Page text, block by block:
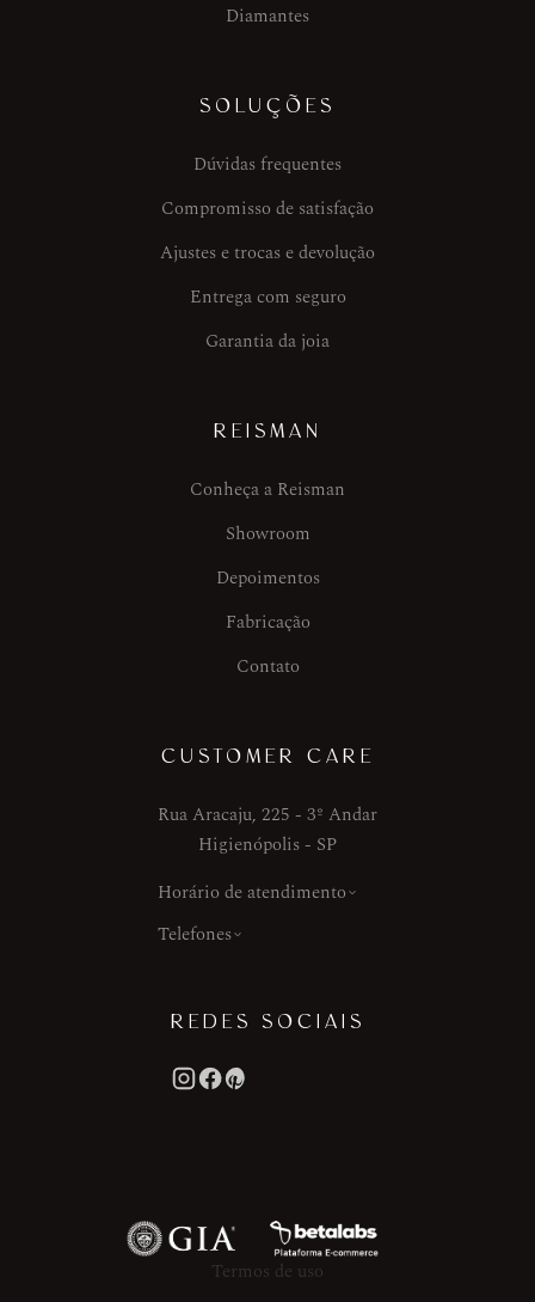
Diamantes
SOLUÇÕES
Dúvidas frequentes
Compromisso de satisfação
Ajustes e trocas e devolução
Entrega com seguro
Garantia da joia
REISMAN
Conheça a Reisman
Showroom
Depoimentos
Fabricação
Contato
CUSTOMER CARE
Rua Aracaju, 225 - 3º Andar
Higienópolis - SP
Horário de atendimento
Telefones
REDES SOCIAIS
Termos de uso